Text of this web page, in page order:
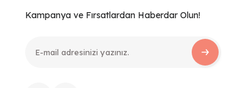
Kampanya ve Fırsatlardan Haberdar Olun!